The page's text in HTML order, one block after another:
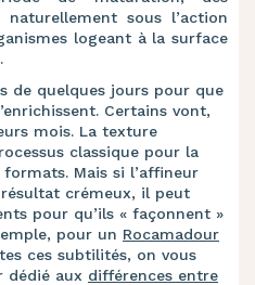
naturellement sous l’action
logeant à la surface
de quelques jours pour que
Certains vont,
mois. La texture
classique pour la
Mais si l’affineur
crémeux, il peut
pour qu’ils « façonnent »
pour un Rocamadour
ces subtilités, on vous
dédié aux différences entre